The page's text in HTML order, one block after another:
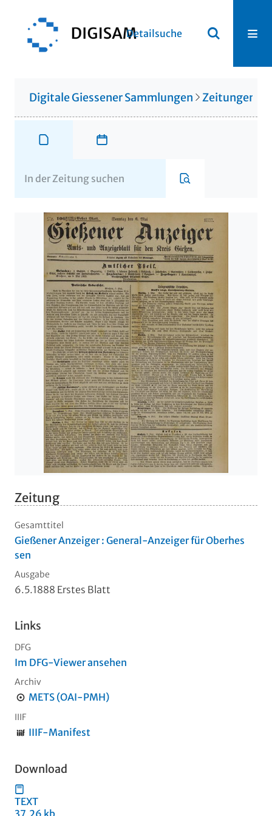
Detailsuche
Digitale Giessener Sammlungen Zeitungen
Zeitung
Gesamttitel
Gießener Anzeiger : General-Anzeiger für Oberhes
sen
Ausgabe
6.5.1888 Erstes Blatt
Links
DFG
Im DFG-Viewer ansehen
Archiv
METS (OAI-PMH)
IIIF
IIIF-Manifest
Download
TEXT